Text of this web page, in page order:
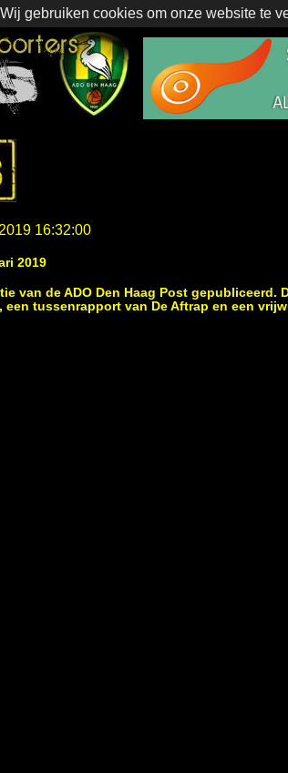
Wij gebruiken cookies om onze website te
16:32:00
2019
van de ADO Den Haag Post gepubliceerd.
tussenrapport van De Aftrap en een